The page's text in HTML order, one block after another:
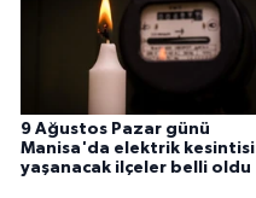
9 Ağustos Pazar günü
Manisa'da elektrik kesintisi
yaşanacak ilçeler belli oldu